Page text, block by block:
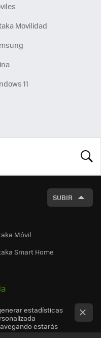
Movilidad
11
SUBIR
Móvil
Smart Home
estadísticas
estarás